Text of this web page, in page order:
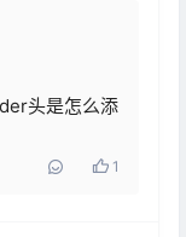
头是怎么添
1